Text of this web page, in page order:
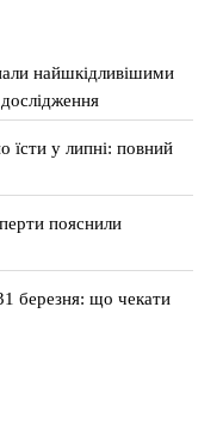
найшкідливішими
їсти у липні: повний
пояснили
березня: що чекати